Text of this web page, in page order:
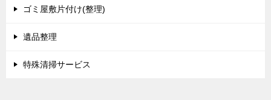
ゴミ屋敷片付け(整理)
遺品整理
特殊清掃サービス